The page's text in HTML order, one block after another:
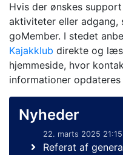
Hvis der ønskes
aktiviteter eller adgang,
goMember. I stedet
Kajakklub direkte og
hjemmeside, hvor
informationer opdateres
Nyheder
22. marts 2025 21:15
Referat af